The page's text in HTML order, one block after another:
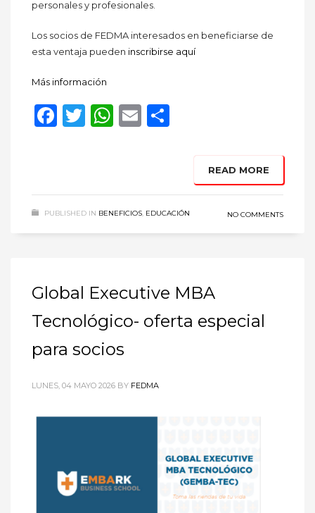
personales y profesionales.
Los socios de FEDMA interesados en beneficiarse de
esta ventaja pueden inscribirse aquí
Más información
Facebook
Twitter
WhatsApp
Email
READ MORE
PUBLISHED IN BENEFICIOS, EDUCACIÓN NO COMMENTS
Global Executive MBA
Tecnológico- oferta especial
para socios
LUNES, 04 MAYO 2026 BY FEDMA